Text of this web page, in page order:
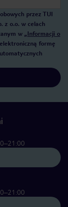
przez TUI
z o.o. w celach
w „Informacji o
formę